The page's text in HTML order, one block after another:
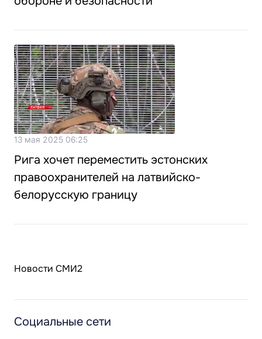
13 мая 2025 06:25
Рига хочет переместить эстонских
правоохранителей на латвийско-
белорусскую границу
Новости СМИ2
Социальные сети